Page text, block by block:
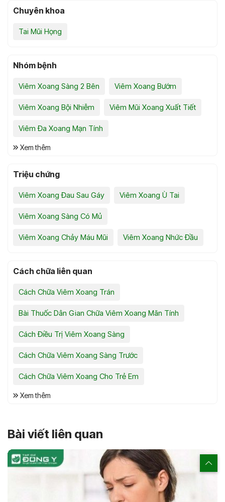
Chuyên khoa
Tai Mũi Họng
Nhóm bệnh
Viêm Xoang Sàng 2 Bên Viêm Xoang Bướm
Viêm Xoang Bội Nhiễm Viêm Mũi Xoang Xuất Tiết
Viêm Đa Xoang Mạn Tính
Xem thêm
Triệu chứng
Viêm Xoang Đau Sau Gáy Viêm Xoang Ù Tai
Viêm Xoang Sàng Có Mủ
Viêm Xoang Chảy Máu Mũi Viêm Xoang Nhức Đầu
Cách chữa liên quan
Cách Chữa Viêm Xoang Trán
Bài Thuốc Dân Gian Chữa Viêm Xoang Mãn Tính
Cách Điều Trị Viêm Xoang Sàng
Cách Chữa Viêm Xoang Sàng Trước
Cách Chữa Viêm Xoang Cho Trẻ Em
Xem thêm
Bài viết liên quan